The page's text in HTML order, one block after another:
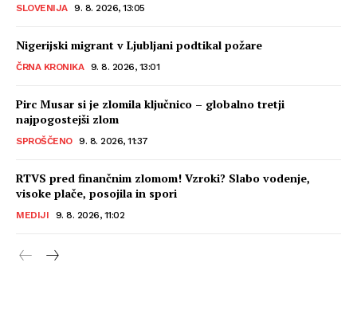
SLOVENIJA 9. 8. 2026, 13:05
Nigerijski migrant v Ljubljani podtikal požare
ČRNA KRONIKA 9. 8. 2026, 13:01
Pirc Musar si je zlomila ključnico – globalno tretji
najpogostejši zlom
SPROŠČENO 9. 8. 2026, 11:37
RTVS pred finančnim zlomom! Vzroki? Slabo vodenje,
visoke plače, posojila in spori
MEDIJI 9. 8. 2026, 11:02